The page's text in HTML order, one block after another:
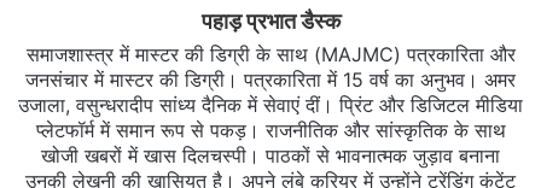
पहाड़ प्रभात डैस्क
समाजशास्त्र में मास्टर की डिग्री के साथ (MAJMC) पत्रकारिता और
जनसंचार में मास्टर की डिग्री। पत्रकारिता में 15 वर्ष का अनुभव। अमर
उजाला, वसुन्धरादीप सांध्य दैनिक में सेवाएं दीं। प्रिंट और डिजिटल मीडिया
प्लेटफॉर्म में समान रूप से पकड़। राजनीतिक और सांस्कृतिक के साथ
खोजी खबरों में खास दिलचस्‍पी। पाठकों से भावनात्मक जुड़ाव बनाना
उनकी लेखनी की खासियत है। अपने लंबे करियर में उन्होंने ट्रेंडिंग कंटेंट